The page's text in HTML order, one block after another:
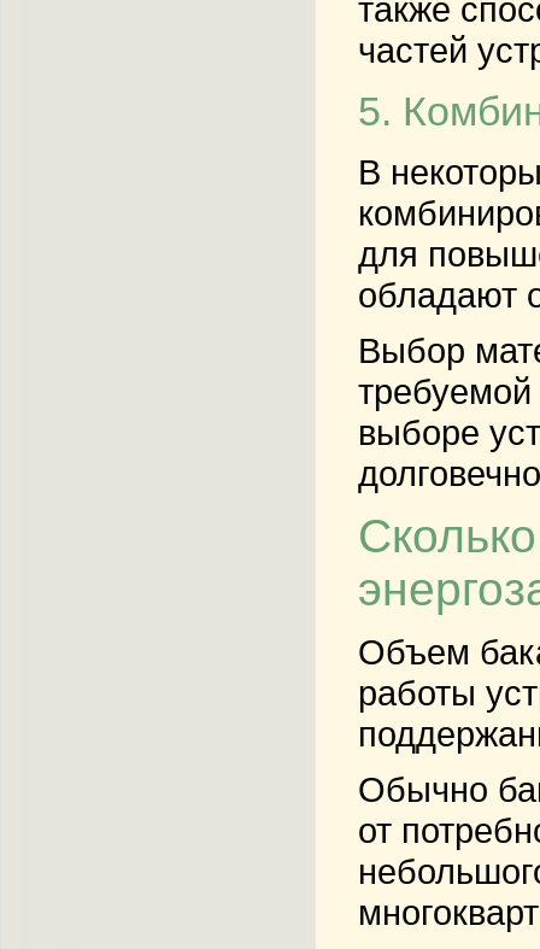
также
частей
5.
В
для
обладают
Выбор
выборе
Объем
работы
Обычно
от